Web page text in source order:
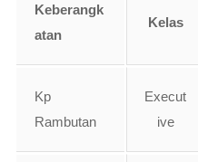
Keberangk
atan
Kelas
Kp
Rambutan
Execut
ive